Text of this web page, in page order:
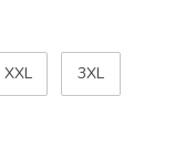
XXL 3XL